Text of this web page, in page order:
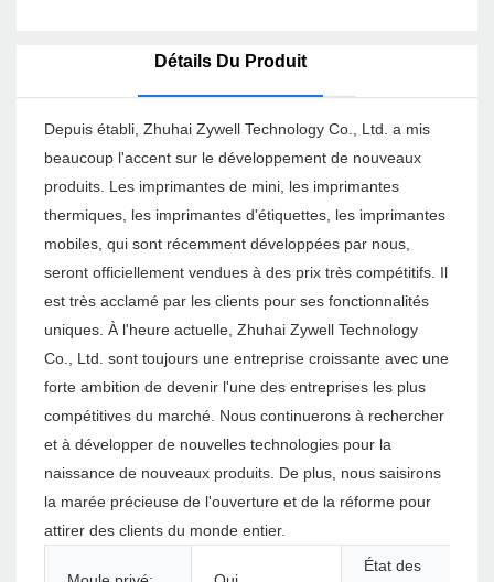
Détails Du Produit
Depuis établi, Zhuhai Zywell Technology Co., Ltd. a mis
beaucoup l'accent sur le développement de nouveaux
produits. Les imprimantes de mini, les imprimantes
thermiques, les imprimantes d'étiquettes, les imprimantes
mobiles, qui sont récemment développées par nous,
seront officiellement vendues à des prix très compétitifs. Il
est très acclamé par les clients pour ses fonctionnalités
uniques. À l'heure actuelle, Zhuhai Zywell Technology
Co., Ltd. sont toujours une entreprise croissante avec une
forte ambition de devenir l'une des entreprises les plus
compétitives du marché. Nous continuerons à rechercher
et à développer de nouvelles technologies pour la
naissance de nouveaux produits. De plus, nous saisirons
la marée précieuse de l'ouverture et de la réforme pour
attirer des clients du monde entier.
État des